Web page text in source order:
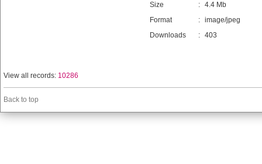
Size
: 4.4 Mb
Format
: image/jpeg
Downloads
: 403
View all records: 10286
Back to top